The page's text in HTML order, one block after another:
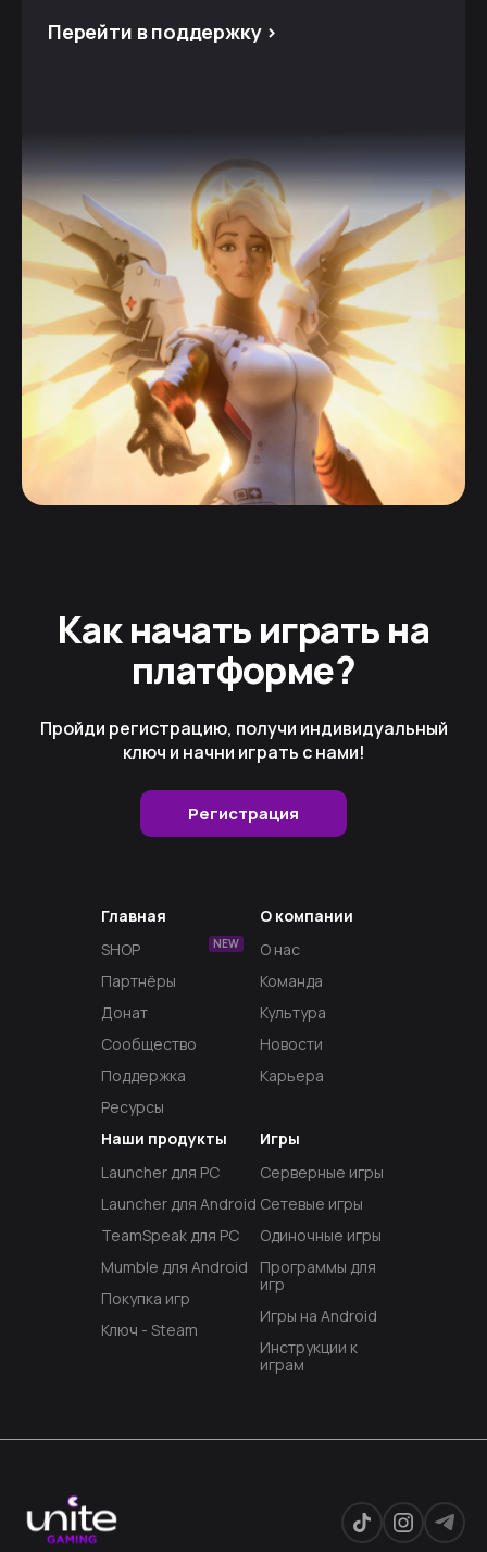
Перейти в поддержку >
Как начать играть на
платформе?
Пройди регистрацию, получи индивидуальный
ключ и начни играть с нами!
Регистрация
Главная
SHOP
NEW
Партнёры
Донат
Сообщество
Поддержка
Ресурсы
Наши продукты
Launcher для PC
Launcher для Android
TeamSpeak для PC
Mumble для Android
Покупка игр
Ключ - Steam
Игры
Серверные игры
Сетевые игры
Одиночные игры
Программы для
игр
Игры на Android
Инструкции к
играм
О компании
О нас
Команда
Культура
Новости
Карьера